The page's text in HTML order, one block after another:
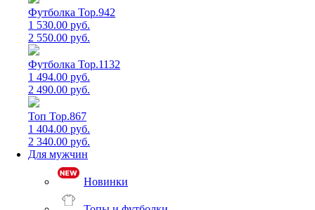
Футболка Top.942
1 530.00 руб.
2 550.00 руб.
Футболка Top.1132
1 494.00 руб.
2 490.00 руб.
Топ Top.867
1 404.00 руб.
2 340.00 руб.
Для мужчин
Новинки